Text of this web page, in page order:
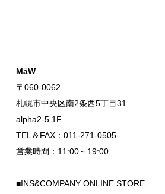
MāW
〒060-0062
札幌市中央区南2条西5丁目31
alpha2-5 1F
TEL＆FAX：011-271-0505
営業時間：11:00～19:00
■INS&COMPANY ONLINE STORE